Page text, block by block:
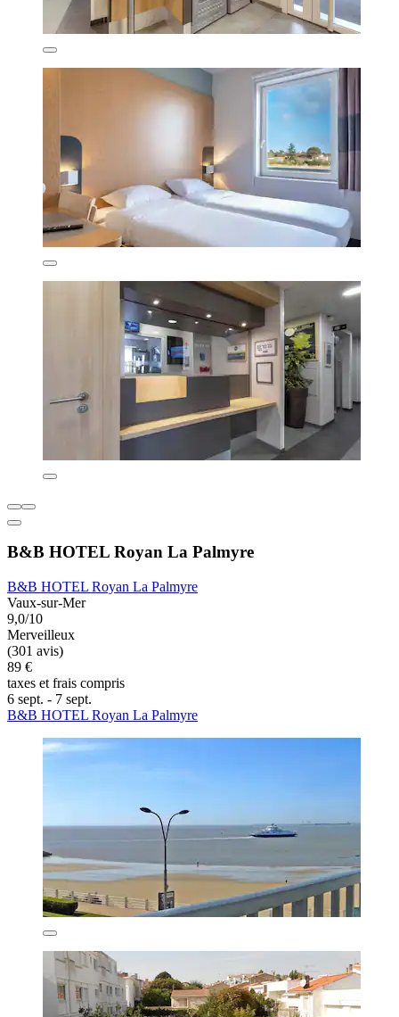
B&B HOTEL Royan La Palmyre
B&B HOTEL Royan La Palmyre
Vaux-sur-Mer
9,0/10
Merveilleux
(301 avis)
89 €
taxes et frais compris
6 sept. - 7 sept.
B&B HOTEL Royan La Palmyre